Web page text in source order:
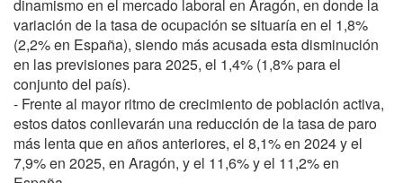
dinamismo en el mercado laboral en Aragón, en donde la
variación de la tasa de ocupación se situaría en el 1,8%
(2,2% en España), siendo más acusada esta disminución
en las previsiones para 2025, el 1,4% (1,8% para el
conjunto del país).
- Frente al mayor ritmo de crecimiento de población activa,
estos datos conllevarán una reducción de la tasa de paro
más lenta que en años anteriores, el 8,1% en 2024 y el
7,9% en 2025, en Aragón, y el 11,6% y el 11,2% en